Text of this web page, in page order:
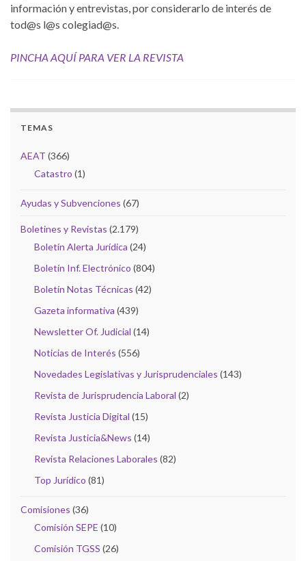
información y entrevistas, por considerarlo de interés de
tod@s l@s colegiad@s.
PINCHA AQUÍ PARA VER LA REVISTA
TEMAS
AEAT (366)
Catastro (1)
Ayudas y Subvenciones (67)
Boletines y Revistas (2.179)
Boletín Alerta Jurídica (24)
Boletín Inf. Electrónico (804)
Boletín Notas Técnicas (42)
Gazeta informativa (439)
Newsletter Of. Judicial (14)
Noticias de Interés (556)
Novedades Legislativas y Jurisprudenciales (143)
Revista de Jurisprudencia Laboral (2)
Revista Justicia Digital (15)
Revista Justicia&News (14)
Revista Relaciones Laborales (82)
Top Jurídico (81)
Comisiones (36)
Comisión SEPE (10)
Comisión TGSS (26)